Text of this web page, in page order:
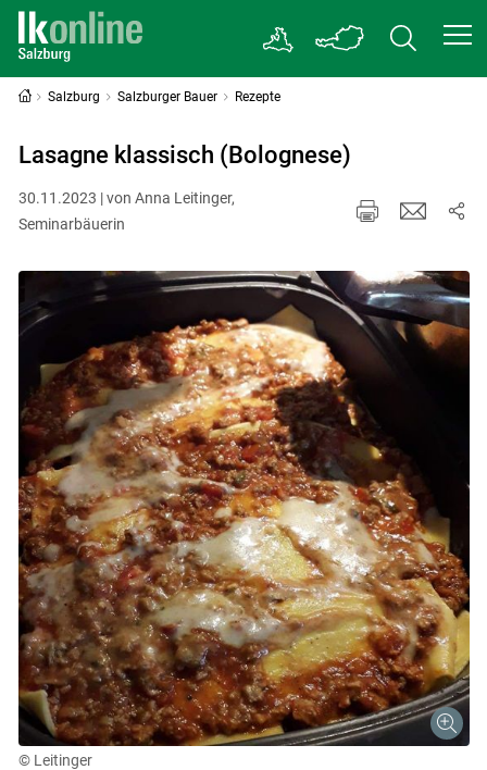
Salzburg Salzburger Bauer Rezepte
Lasagne klassisch (Bolognese)
30.11.2023 | von Anna Leitinger,
Seminarbäuerin
© Leitinger